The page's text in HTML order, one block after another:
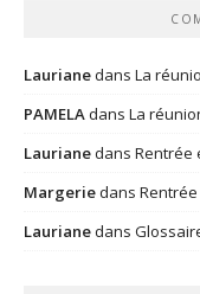
Laurianedans La
PAMELAdans La
Laurianedans Rentrée
Margeriedans
Laurianedans